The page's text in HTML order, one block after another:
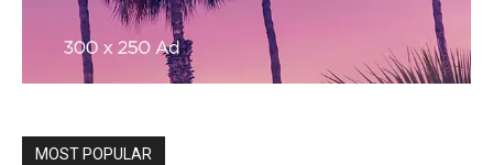
MOST POPULAR